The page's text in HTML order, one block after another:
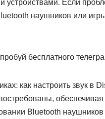
устройствами. Если
наушников или
бесплатного
как настроить звук в
обеспечивая
Bluetooth